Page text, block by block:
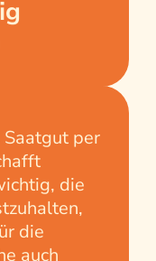
per
die
die
auch